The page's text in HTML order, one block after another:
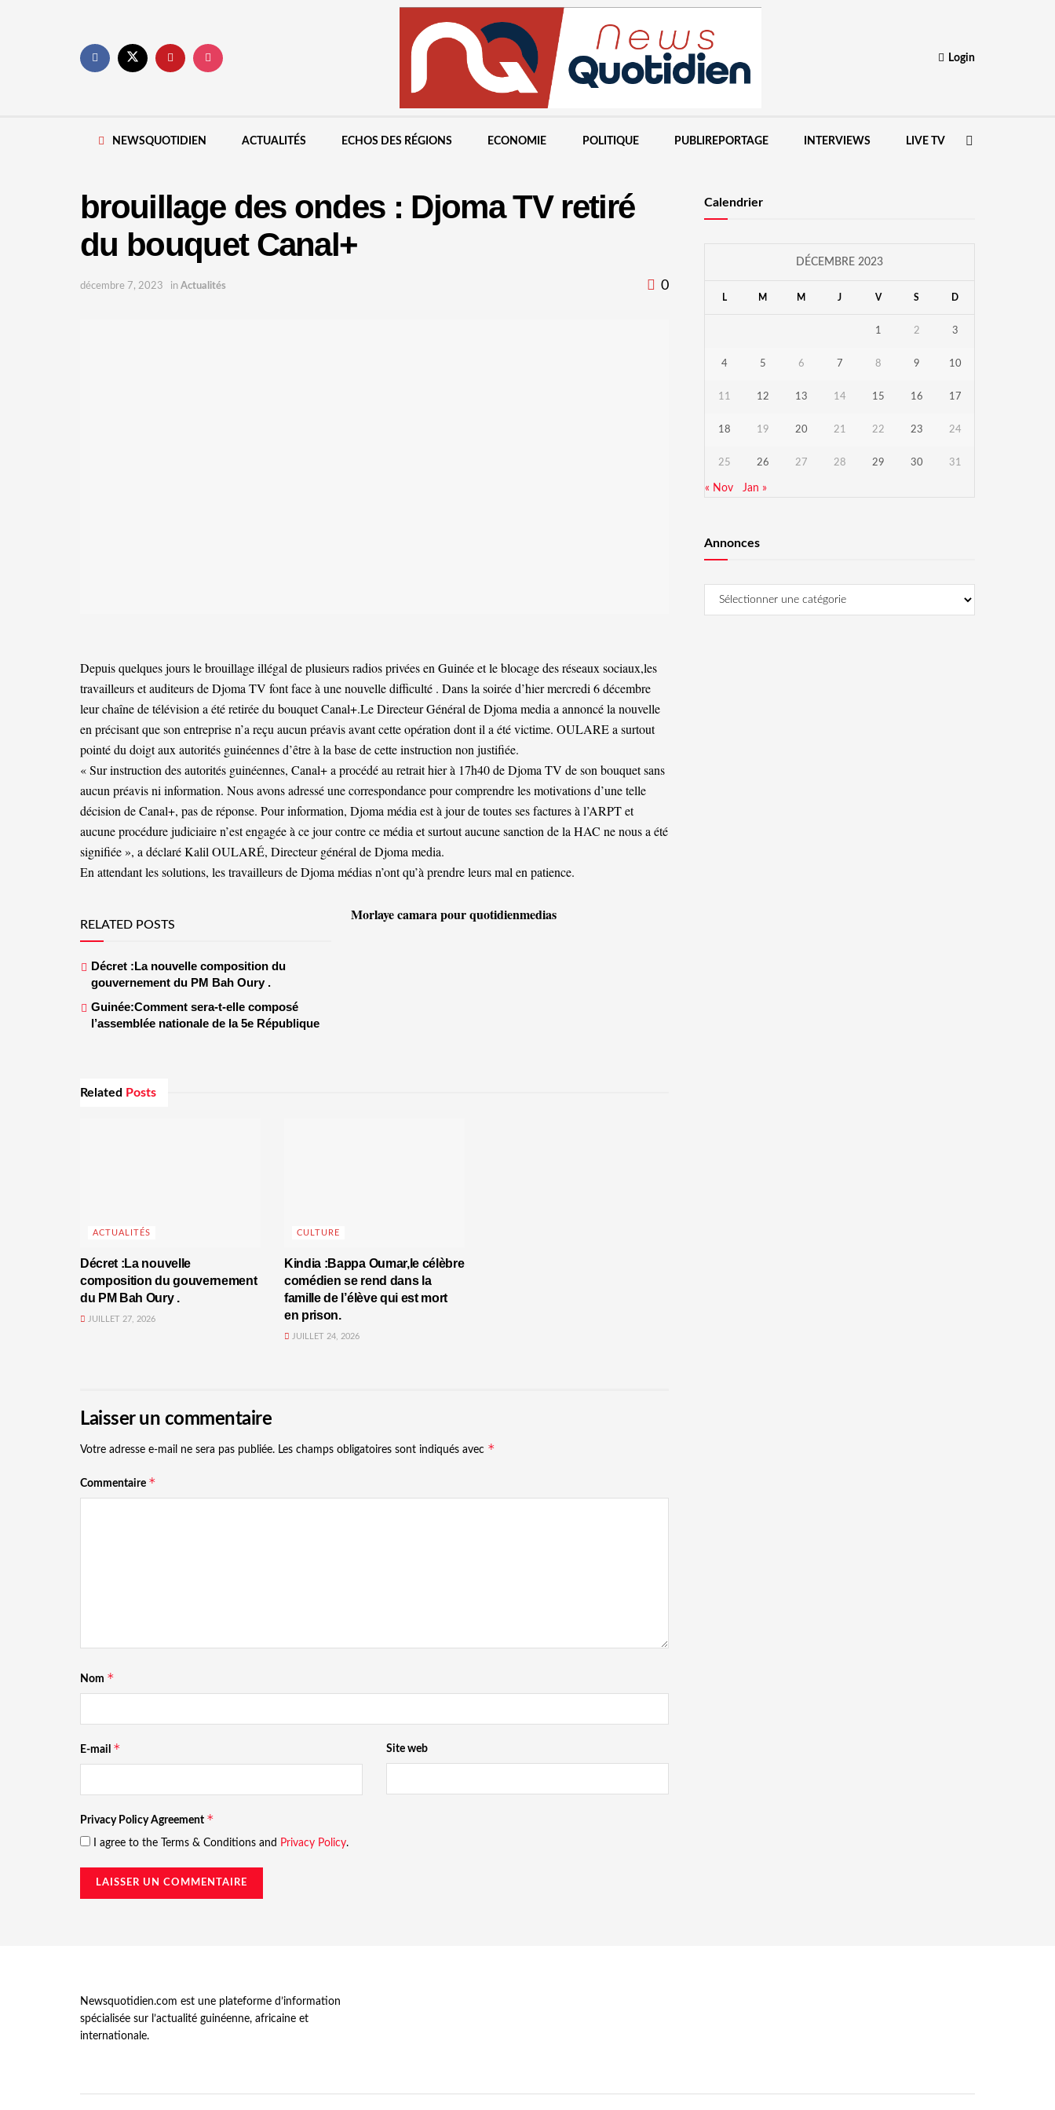
Login
NEWSQUOTIDIEN ACTUALITÉS ECHOS DES RÉGIONS ECONOMIE POLITIQUE PUBLIREPORTAGE INTERVIEWS LIVE TV
brouillage des ondes : Djoma TV retiré
du bouquet Canal+
décembre 7, 2023 in Actualités 0
Depuis quelques jours le brouillage illégal de plusieurs radios privées en Guinée et le blocage des réseaux sociaux,les
travailleurs et auditeurs de Djoma TV font face à une nouvelle difficulté . Dans la soirée d’hier mercredi 6 décembre
leur chaîne de télévision a été retirée du bouquet Canal+.Le Directeur Général de Djoma media a annoncé la nouvelle
en précisant que son entreprise n’a reçu aucun préavis avant cette opération dont il a été victime. OULARE a surtout
pointé du doigt aux autorités guinéennes d’être à la base de cette instruction non justifiée.
« Sur instruction des autorités guinéennes, Canal+ a procédé au retrait hier à 17h40 de Djoma TV de son bouquet sans
aucun préavis ni information. Nous avons adressé une correspondance pour comprendre les motivations d’une telle
décision de Canal+, pas de réponse. Pour information, Djoma média est à jour de toutes ses factures à l’ARPT et
aucune procédure judiciaire n’est engagée à ce jour contre ce média et surtout aucune sanction de la HAC ne nous a été
signifiée », a déclaré Kalil OULARÉ, Directeur général de Djoma media.
En attendant les solutions, les travailleurs de Djoma médias n’ont qu’à prendre leurs mal en patience.
RELATED POSTS
Décret :La nouvelle composition du
gouvernement du PM Bah Oury .
Guinée:Comment sera-t-elle composé
l’assemblée nationale de la 5e République
Morlaye camara pour quotidienmedias
Related Posts
ACTUALITÉS
Décret :La nouvelle
composition du gouvernement
du PM Bah Oury .
JUILLET 27, 2026
CULTURE
Kindia :Bappa Oumar,le célèbre
comédien se rend dans la
famille de l’élève qui est mort
en prison.
JUILLET 24, 2026
Laisser un commentaire
Votre adresse e-mail ne sera pas publiée. Les champs obligatoires sont indiqués avec *
Commentaire *
Nom *
E-mail * Site web
Privacy Policy Agreement *
I agree to the Terms & Conditions and Privacy Policy.
Calendrier
DÉCEMBRE 2023
L M M J V S D
1 2 3
4 5 6 7 8 9 10
11 12 13 14 15 16 17
18 19 20 21 22 23 24
25 26 27 28 29 30 31
« Nov Jan »
Annonces
Newsquotidien.com est une plateforme d’information
spécialisée sur l’actualité guinéenne, africaine et
internationale.